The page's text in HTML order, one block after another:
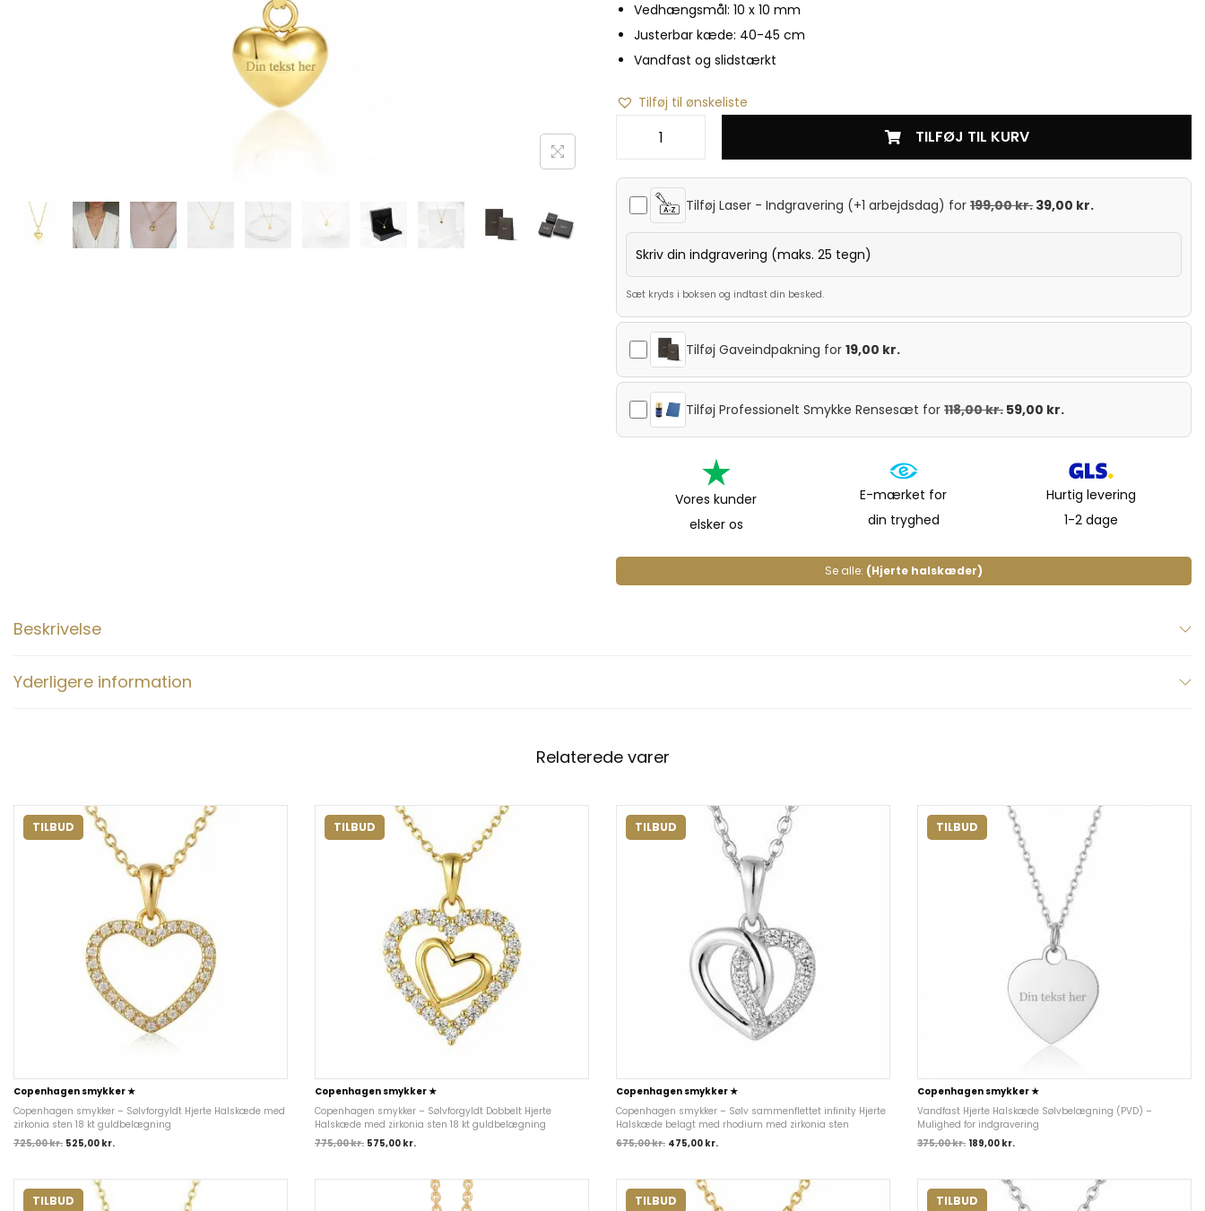
Vedhængsmål: 10 x 10 mm
Justerbar kæde: 40-45 cm
Vandfast og slidstærkt
Tilføj til ønskeliste
TILFØJ TIL KURV
Tilføj Laser - Indgravering (+1 arbejdsdag) for 199,00kr. 39,00 kr.
Sæt kryds i boksen og indtast din besked.
Tilføj Gaveindpakning for 19,00 kr.
Tilføj Professionelt Smykke Rensesæt for 118,00kr. 59,00 kr.
Vores kunder
elsker os
E-mærket for
din tryghed
Hurtig levering
1-2 dage
Se alle: (Hjerte halskæder)
Beskrivelse
Yderligere information
Relaterede varer
TILBUD
Copenhagen smykker ★
Copenhagen smykker – Sølvforgyldt Hjerte Halskæde med
zirkonia sten 18 kt guldbelægning
725,00kr. 525,00 kr.
TILBUD
Copenhagen smykker ★
Copenhagen smykker – Sølvforgyldt Dobbelt Hjerte
Halskæde med zirkonia sten 18 kt guldbelægning
775,00kr. 575,00 kr.
TILBUD
Copenhagen smykker ★
Copenhagen smykker – Sølv sammenflettet infinity Hjerte
Halskæde belagt med rhodium med zirkonia sten
675,00kr. 475,00 kr.
TILBUD
Copenhagen smykker ★
Vandfast Hjerte Halskæde Sølvbelægning (PVD) –
Mulighed for indgravering
375,00kr. 189,00 kr.
TILBUD TILBUD TILBUD